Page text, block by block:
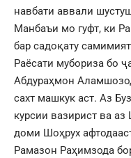
навбати аввали
Манбаъи мо гуфт, ки
бар садоқату
Раёсати мубориза бо
Абдураҳмон
сахт машкук аст. Аз
курсии вазирист ва
доми Шоҳрух
Рамазон Раҳимзода